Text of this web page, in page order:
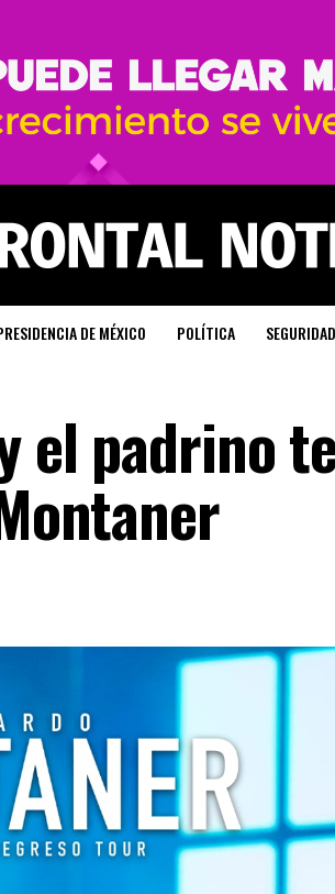
DE MÉXICO POLÍTICA SEGURIDAD
el padrino